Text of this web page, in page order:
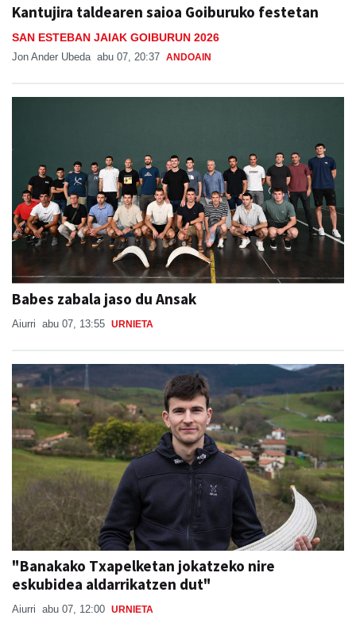
Kantujira taldearen saioa Goiburuko festetan
SAN ESTEBAN JAIAK GOIBURUN 2026
Jon Ander Ubeda abu 07, 20:37 ANDOAIN
Babes zabala jaso du Ansak
Aiurri abu 07, 13:55 URNIETA
"Banakako Txapelketan jokatzeko nire
eskubidea aldarrikatzen dut"
Aiurri abu 07, 12:00 URNIETA